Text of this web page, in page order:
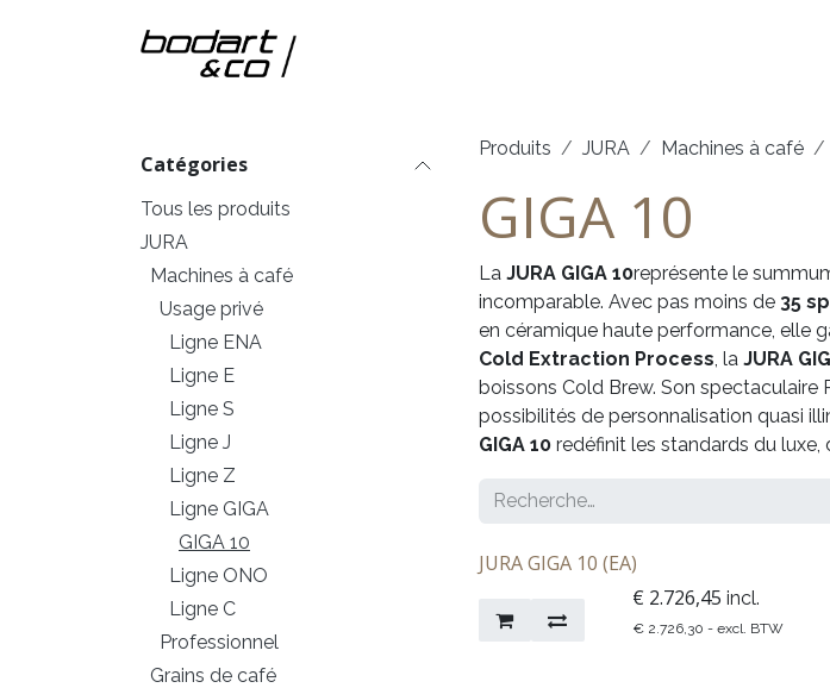
Catégories
Tous les produits
JURA
Machines à café
Usage privé
Ligne ENA
Ligne E
Ligne S
Ligne J
Ligne Z
Ligne GIGA
GIGA 10
Ligne ONO
Ligne C
Professionnel
Grains de café
Produits JURA Machines à café
GIGA 10
La JURA GIGA 10représente le
incomparable. Avec pas moins de 35
en céramique haute performance, elle
Cold Extraction Process, la JURA
boissons Cold Brew. Son spectaculaire
possibilités de personnalisation quasi
GIGA 10 redéfinit les standards du luxe,
​​​​​​​​​​​​​JURA GIGA 10 (EA)
€ 2.726,45 incl.
€ 2.726,30 - excl. BTW